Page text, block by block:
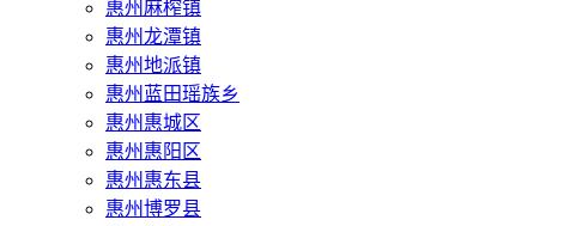
惠州麻榨镇
惠州龙潭镇
惠州地派镇
惠州蓝田瑶族乡
惠州惠城区
惠州惠阳区
惠州惠东县
惠州‌博罗县